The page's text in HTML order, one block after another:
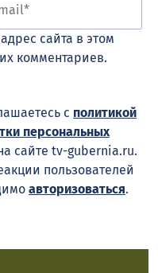
сайта в этом
комментариев.
с политикой
персональных
сайте tv-gubernia.ru.
пользователей
авторизоваться.